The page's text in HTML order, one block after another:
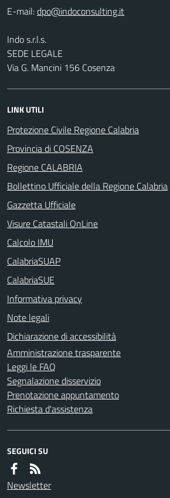
E-mail:
Indo s.r.l.s.
SEDE LEGALE
Via G. Mancini 156 Cosenza
LINK UTILI
Protezione Civile Regione Calabria
Provincia di COSENZA
Regione CALABRIA
Bollettino Ufficiale della Regione Calabria
Gazzetta Ufficiale
Visure Catastali OnLine
Calcolo IMU
CalabriaSUAP
CalabriaSUE
Informativa privacy
Note legali
Dichiarazione di accessibilità
Amministrazione trasparente
Leggi le FAQ
Segnalazione disservizio
Prenotazione appuntamento
Richiesta d'assistenza
SEGUICI SU
Newsletter